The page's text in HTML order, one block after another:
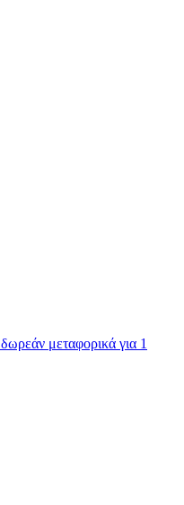
μεταφορικά για 1